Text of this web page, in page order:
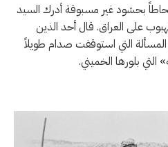
بحشود غير مسبوقة أدرك السيد
على العراق. قال أحد الذين
المسألة التي استوقفت صدام طويلاً
التي بلورها الخميني.